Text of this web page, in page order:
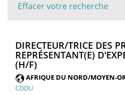
Effacer votre recherche
DIRECTEUR/TRICE DES
REPRÉSENTANT(E)
(H/F) (NOUVELLE
FENÊTRE)
AFRIQUE DU NORD/MOYEN-
CDDU